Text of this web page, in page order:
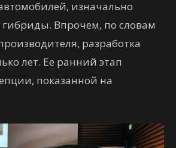
изначально
гибриды. Впрочем, по словам
разработка
лет. Ее ранний этап
показанной на